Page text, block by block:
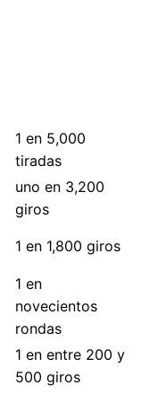
1 en 5,000
tiradas
uno en 3,200
giros
1 en 1,800 giros
1 en
novecientos
rondas
1 en entre 200 y
500 giros